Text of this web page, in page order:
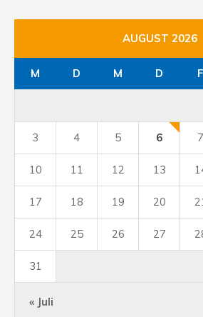
AUGUST 2026
M D M D F
« Juli
3 4 5 6 7
10 11 12 13
17 18 19 20
24 25 26 27
31